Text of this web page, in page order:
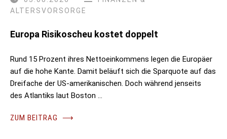
ALTERSVORSORGE
Europa Risikoscheu kostet doppelt
Rund 15 Prozent ihres Nettoeinkommens legen die Europäer
auf die hohe Kante. Damit beläuft sich die Sparquote auf das
Dreifache der US-amerikanischen. Doch während jenseits
des Atlantiks laut Boston …
ZUM BEITRAG ⟶